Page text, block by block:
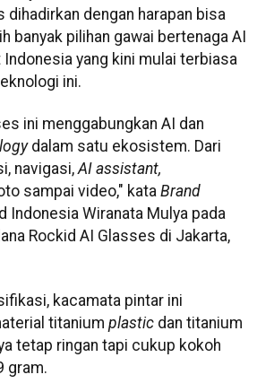
dihadirkan dengan harapan bisa
banyak pilihan gawai bertenaga AI
Indonesia yang kini mulai terbiasa
ini.
ini menggabungkan AI dan
dalam satu ekosistem. Dari
navigasi,AI assistant,
sampai video," kata Brand
Indonesia Wiranata Mulya pada
Rockid AI Glasses di Jakarta,
kacamata pintar ini
titanium plastic dan titanium
tetap ringan tapi cukup kokoh
gram.